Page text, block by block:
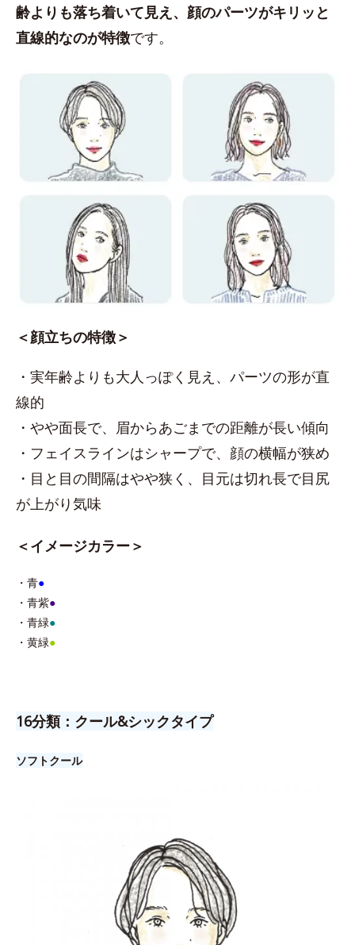
齢よりも落ち着いて見え、顔のパーツがキリッと
直線的なのが特徴です。
＜顔立ちの特徴＞
・実年齢よりも大人っぽく見え、パーツの形が直
線的
・やや面長で、眉からあごまでの距離が長い傾向
・フェイスラインはシャープで、顔の横幅が狭め
・目と目の間隔はやや狭く、目元は切れ長で目尻
が上がり気味
＜イメージカラー＞
・青●
・青紫●
・青緑●
・黄緑●
16分類：クール&シックタイプ
ソフトクール